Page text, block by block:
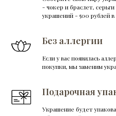
- чокер и браслет,
украшений - 500 рублей в
Без аллергии
Если у вас появилась
покупки, мы заменим
Подарочная
Украшение будет